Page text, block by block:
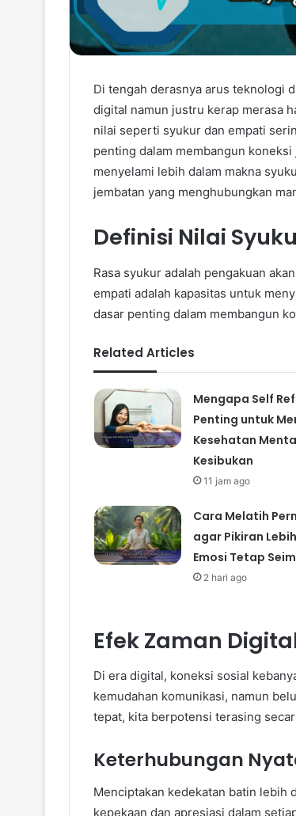
Di tengah derasnya arus teknologi
digital namun justru kerap merasa
nilai seperti syukur dan empati
penting dalam membangun
menyelami lebih dalam makna
jembatan yang menghubungkan
Definisi Nilai
Rasa syukur adalah pengakuan
empati adalah kapasitas untuk
dasar penting dalam membangun
Related Articles
Mengapa Self
Penting untuk
Kesehatan
Kesibukan
11 jam ago
Cara Melatih
agar Pikiran
Emosi Tetap
2 hari ago
Efek Zaman
Di era digital, koneksi sosial
kemudahan komunikasi, namun
tepat, kita berpotensi terasing
Keterhubungan
Menciptakan kedekatan batin lebih
kepekaan dan apresiasi dalam